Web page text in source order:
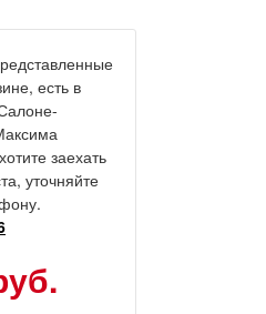
есть в
заехать
уточняйте